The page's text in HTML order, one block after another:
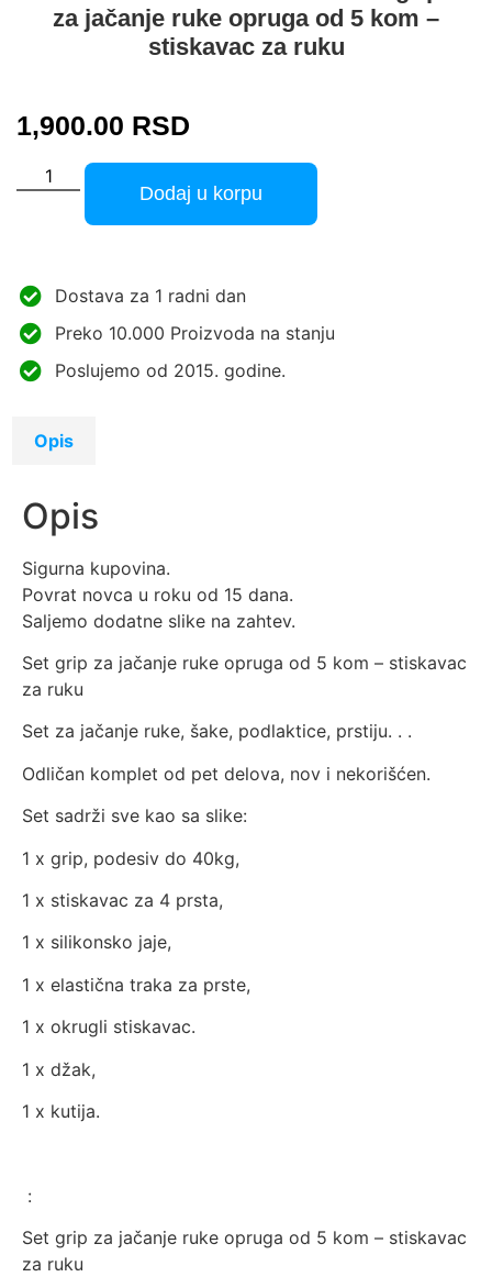
za jačanje ruke opruga od 5 kom –
stiskavac za ruku
1,900.00 RSD
Dodaj u korpu
Dostava za 1 radni dan
Preko 10.000 Proizvoda na stanju
Poslujemo od 2015. godine.
Opis
Opis
Sigurna kupovina.
Povrat novca u roku od 15 dana.
Saljemo dodatne slike na zahtev.
Set grip za jačanje ruke opruga od 5 kom – stiskavac
za ruku
Set za jačanje ruke, šake, podlaktice, prstiju. . .
Odličan komplet od pet delova, nov i nekorišćen.
Set sadrži sve kao sa slike:
1 x grip, podesiv do 40kg,
1 x stiskavac za 4 prsta,
1 x silikonsko jaje,
1 x elastična traka za prste,
1 x okrugli stiskavac.
1 x džak,
1 x kutija.
:
Set grip za jačanje ruke opruga od 5 kom – stiskavac
za ruku